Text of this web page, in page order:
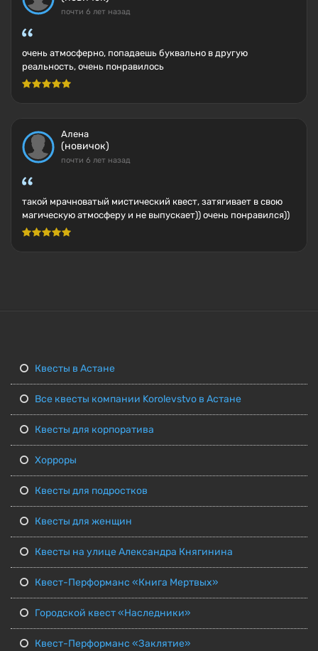
почти 6 лет назад
очень атмосферно, попадаешь буквально в другую
реальность, очень понравилось
Алена
(новичок)
почти 6 лет назад
такой мрачноватый мистический квест, затягивает в свою
магическую атмосферу и не выпускает)) очень понравился))
Квесты в Астане
Все квесты компании Korolevstvo в Астане
Квесты для корпоратива
Хорроры
Квесты для подростков
Квесты для женщин
Квесты на улице Александра Княгинина
Квест-Перформанс «Книга Мертвых»
Городской квест «Наследники»
Квест-Перформанс «Заклятие»